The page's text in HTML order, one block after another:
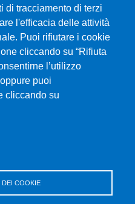
di tracciamento di terzi
l'efficacia delle attività
Puoi rifiutare i cookie
cliccando su “Rifiuta
l’utilizzo
puoi
cliccando su
DEI COOKIE